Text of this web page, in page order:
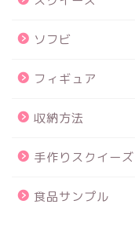
ソフビ
フィギュア
収納方法
手作りスクイーズ
食品サンプル